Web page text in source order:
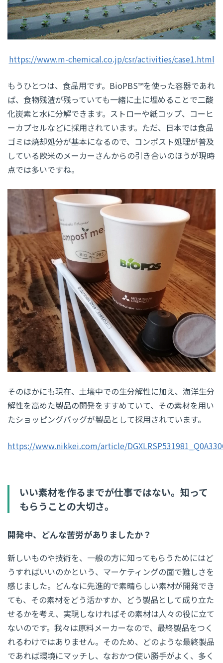
https://www.m-chemical.co.jp/csr/activities/case1.html
もうひとつは、食品用です。BioPBS™を使った容器であれ
ば、食物残渣が残っていても一緒に土に埋めることで二酸
化炭素と水に分解できます。ストローや紙コップ、コーヒ
ーカプセルなどに採用されています。ただ、日本では食品
ゴミは焼却処分が基本になるので、コンポスト処理が普及
している欧米のメーカーさんからの引き合いのほうが現時
点では多いですね。
そのほかにも現在、土壌中での生分解性に加え、海洋生分
解性を高めた製品の開発をすすめていて、その素材を用い
たショッピングバッグが製品として採用されています。
https://www.nikkei.com/article/
いい素材を作るまでが仕事ではない。知って
もらうことの大切さ。
開発中、どんな苦労がありましたか？
新しいものや技術を、一般の方に知ってもらうためにはど
うすればいいのかという、マーケティングの面で難しさを
感じました。どんなに先進的で素晴らしい素材が開発でき
ても、その素材をどう活かすか、どう製品として成り立た
せるかを考え、実現しなければその素材は人々の役に立て
ないのです。我々は原料メーカーなので、最終製品をつく
れるわけではありません。そのため、どのような最終製品
であれば環境にマッチし、なおかつ使い勝手がよく、多く